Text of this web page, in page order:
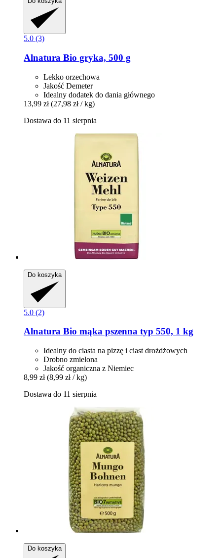
5.0 (3)
Alnatura Bio gryka, 500 g
Lekko orzechowa
Jakość Demeter
Idealny dodatek do dania głównego
13,99 zł (27,98 zł / kg)
Dostawa do 11 sierpnia
Do koszyka
5.0 (2)
Alnatura Bio mąka pszenna typ 550, 1 kg
Idealny do ciasta na pizzę i ciast drożdżowych
Drobno zmielona
Jakość organiczna z Niemiec
8,99 zł (8,99 zł / kg)
Dostawa do 11 sierpnia
Do koszyka